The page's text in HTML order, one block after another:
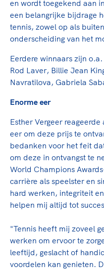
de sportschool te
voor Sifan Hassan,
Groot en het
genieten van de
de halve marathon
hockeywedstrijd van
Samen voor een
sportomgeving
Voor welk gedrag
langs de lijn, in de
hier richting aan en is
ongewenst gedrag.
Lees verder
De TeamNL
ontwikkelprogramma
binnen TeamNL
toekomstig kader.
Lees verder
en wordt toegekend aan
een belangrijke bijdrage
tennis, zowel op als
onderscheiding van het
Eerdere winnaars zijn
Rod Laver, Billie Jean
Navratilova, Gabriela
Enorme eer
Esther Vergeer
eer om deze prijs te
bedanken voor het feit
om deze in ontvangst te
World Champions
carrière als speelster en
hard werken, integriteit
helpen mij altijd tot
"Tennis heeft mij zoveel
werken om ervoor te
leeftijd, geslacht of
voordelen kan genieten.